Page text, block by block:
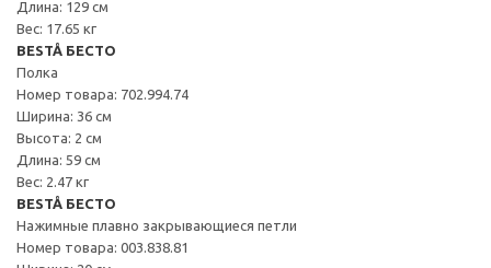
Длина: 129 см
Вес: 17.65 кг
BESTÅ БЕСТО
Полка
Номер товара: 702.994.74
Ширина: 36 см
Высота: 2 см
Длина: 59 см
Вес: 2.47 кг
BESTÅ БЕСТО
Нажимные плавно закрывающиеся петли
Номер товара: 003.838.81